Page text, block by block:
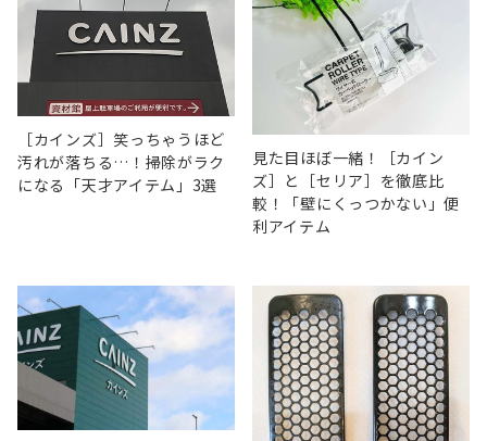
［カインズ］笑っちゃうほど
汚れが落ちる…！掃除がラク
になる「天才アイテム」3選
見た目ほぼ一緒！［カイン
ズ］と［セリア］を徹底比
較！「壁にくっつかない」便
利アイテム